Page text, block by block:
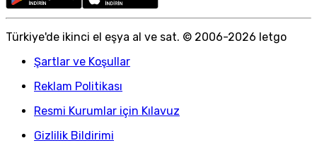
Türkiye'de ikinci el eşya al ve sat. © 2006-2026 letgo
Şartlar ve Koşullar
Reklam Politikası
Resmi Kurumlar için Kılavuz
Gizlilik Bildirimi